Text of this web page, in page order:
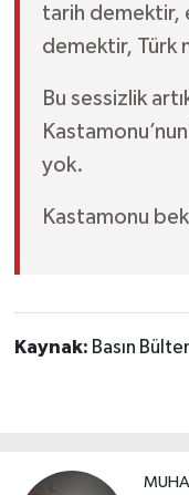
tarih demektir,
demektir, Türk
Bu sessizlik
yok.
Kastamonu
Kaynak: Basın